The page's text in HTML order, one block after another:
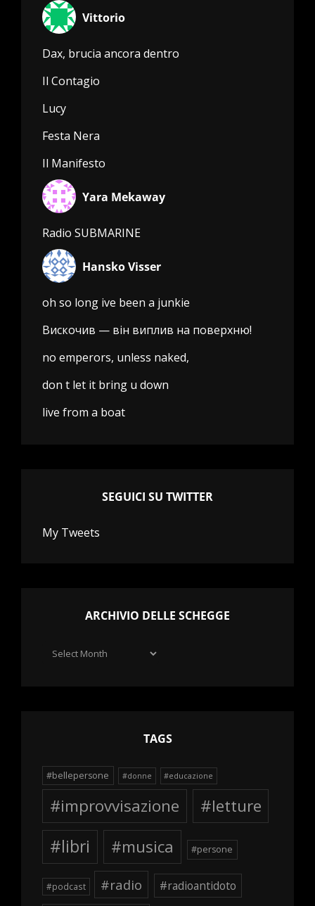
Vittorio
Dax, brucia ancora dentro
Il Contagio
Lucy
Festa Nera
Il Manifesto
Yara Mekaway
Radio SUBMARINE
Hansko Visser
oh so long ive been a junkie
Вискочив — він виплив на поверхню!
no emperors, unless naked,
don t let it bring u down
live from a boat
SEGUICI SU TWITTER
My Tweets
ARCHIVIO DELLE SCHEGGE
Archivio
TAGS
#bellepersone #donne #educazione
#improvvisazione
#letture
#libri
#musica #persone
#podcast #radio #radioantidoto